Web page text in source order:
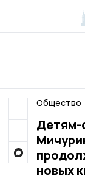
Общество
Детям-
новых